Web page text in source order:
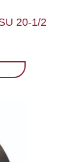
20-1/2